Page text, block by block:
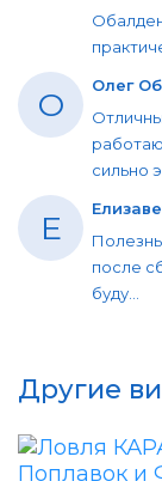
О Олег
сильно
Е
после
буду...
Другие